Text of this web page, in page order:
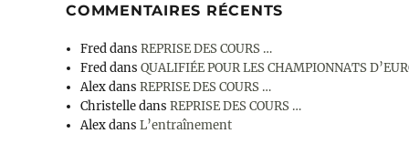
COMMENTAIRES RÉCENTS
FreddansREPRISE DES COURS …
FreddansQUALIFIÉE POUR LES CHAMPIONNATS
AlexdansREPRISE DES COURS …
ChristelledansREPRISE DES COURS …
AlexdansL’entraînement